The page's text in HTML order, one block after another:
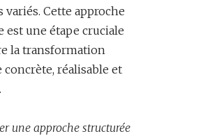
variés. Cette approche
est une étape cruciale
la transformation
réalisable et
une approche structurée